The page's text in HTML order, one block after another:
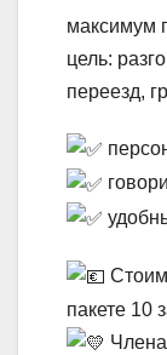
максимум
цель:
переезд,
пакете 10